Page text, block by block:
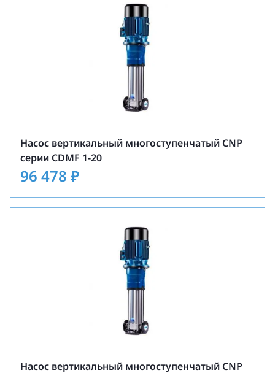
Насос вертикальный многоступенчатый CNP
серии CDMF 1-20
96 478 ₽
Насос вертикальный многоступенчатый CNP